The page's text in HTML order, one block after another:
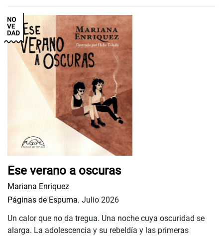
Ese verano a oscuras
Mariana Enriquez
Páginas de Espuma. Julio 2026
Un calor que no da tregua. Una noche cuya oscuridad se
alarga. La adolescencia y su rebeldía y las primeras